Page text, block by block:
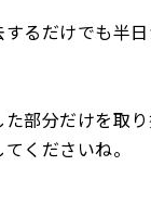
るだけでも半
部分だけを取
くださいね。